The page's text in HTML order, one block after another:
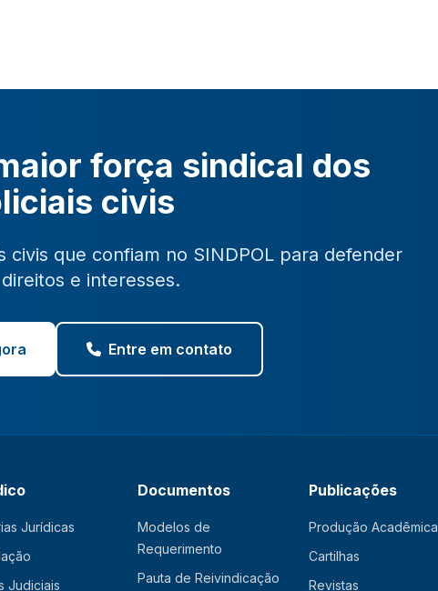
força sindical dos
civis
civis que confiam no SINDPOL para defender
e interesses.
Entre em contato
Jurídicas
Judiciais
Documentos
Modelos de
Requerimento
Pauta de Reivindicação
Publicações
Produção Acadêmica
Cartilhas
Revistas